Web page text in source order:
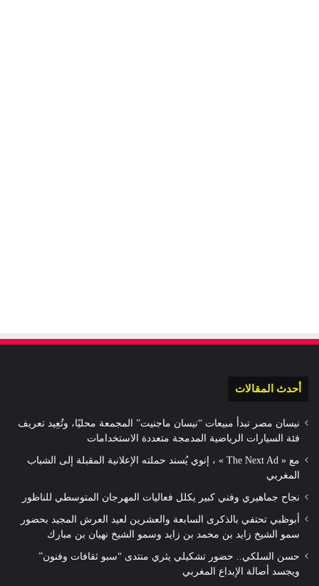
أحدث المقالات
نيسان مصر تبدأ مبيعات “نيسان ماجنيت” المجمعة محليًا، وتُعِيد تعريف
فئة السيارات الرياضية المدمجة متعددة الاستخدامات
مع « The Next Ad » ، إنوي يُسند حملته الإعلانية المقبلة إلى الشباب
المغربي
نجاح جماهيري وفني كبير يكلل فعاليات المهرجان المتوسطي للناظور
أبوظبي تحتفي بالذكرى السابعة والعشرين لعيد العرش المجيد بحضور
سمو الشيخ زايد بن محمد بن زايد وسمو الشيخ نهيان بن مبارك
حسن السلكي.. حضور تشكيلي يثري منتدى “سبو ثقافات وفنون”
ويجسد أصالة الإبداع المغربي